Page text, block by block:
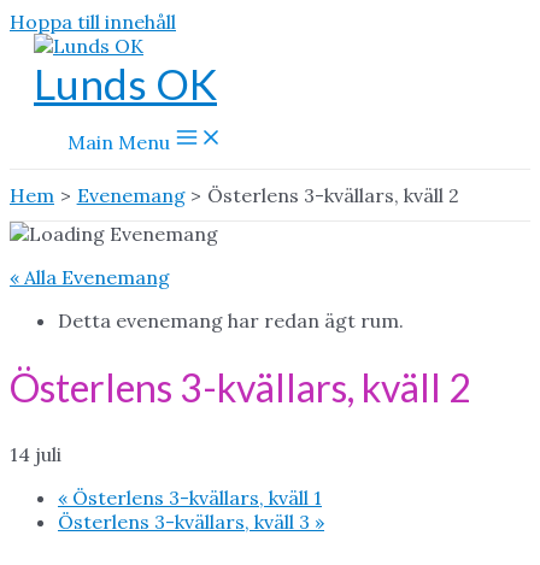
Hoppa till innehåll
Lunds OK
Main Menu
Hem Evenemang Österlens 3-kvällars, kväll 2
« Alla Evenemang
Detta evenemang har redan ägt rum.
Österlens 3-kvällars, kväll 2
14 juli
« Österlens 3-kvällars, kväll 1
Österlens 3-kvällars, kväll 3 »